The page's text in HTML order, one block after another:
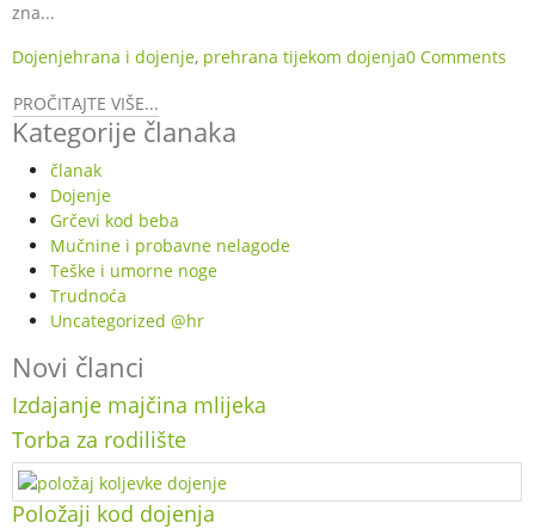
zna...
Dojenjehrana i dojenje, prehrana tijekom dojenja0 Comments
PROČITAJTE VIŠE...
Kategorije članaka
članak
Dojenje
Grčevi kod beba
Mučnine i probavne nelagode
Teške i umorne noge
Trudnoća
Uncategorized @hr
Novi članci
Izdajanje majčina mlijeka
Torba za rodilište
Položaji kod dojenja